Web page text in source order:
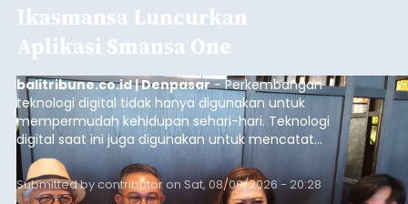
Ikasmansa Luncurkan
Aplikasi Smansa One
balitribune.co.id | Denpasar- Perkembangan
teknologi digital tidak hanya digunakan untuk
mempermudah kehidupan sehari-hari. Teknologi
digital saat ini juga digunakan untuk mencatat
dan mengelola data base alumni dari suatu
sekolah, salah satunya adalah alumni SMA 1
Denpasar.
Submitted bycontributoron Sat, 08/08/2026 - 20:28